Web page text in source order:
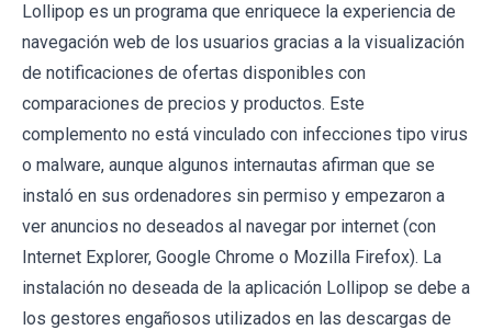
Lollipop es un programa que enriquece la experiencia de
navegación web de los usuarios gracias a la visualización
de notificaciones de ofertas disponibles con
comparaciones de precios y productos. Este
complemento no está vinculado con infecciones tipo virus
o malware, aunque algunos internautas afirman que se
instaló en sus ordenadores sin permiso y empezaron a
ver anuncios no deseados al navegar por internet (con
Internet Explorer, Google Chrome o Mozilla Firefox). La
instalación no deseada de la aplicación Lollipop se debe a
los gestores engañosos utilizados en las descargas de